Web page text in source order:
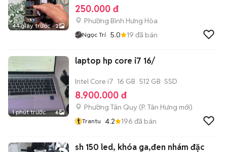
44 giây trước 2
250.000 đ
Phường Bình Hưng Hòa
Ngọc Trí 5.0 19 đã bán
1 phút trước 6
laptop hp core i7 16/
Intel Core i7 16 GB 512 GB SSD
8.900.000 đ
Phường Tân Quy (P. Tân Hưng mới)
t Trantu 4.2 196 đã bán
sh 150 led, khóa ga,đen nhám đặc